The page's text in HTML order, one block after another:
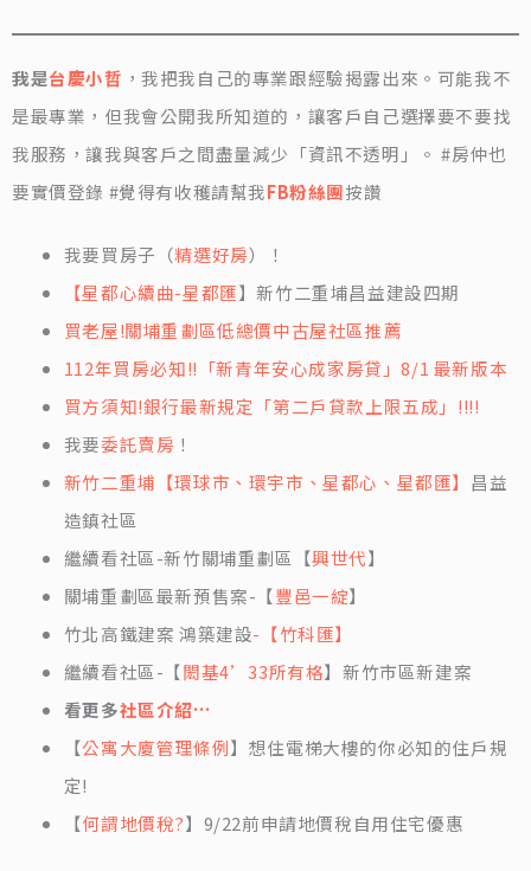
我是台慶小哲 ，我把我自己的專業跟經驗揭露出來。可能我不
是最專業，但我會公開我所知道的，讓客戶自己選擇要不要找
我服務，讓我與客戶之間盡量減少「資訊不透明」。 #房仲也
要實價登錄 #覺得有收穫請幫我FB粉絲團按讚
我要買房子（精選好房）！
【星都心續曲-星都匯】新竹二重埔昌益建設四期
買老屋!關埔重劃區低總價中古屋社區推薦
112年買房必知!!「新青年安心成家房貸」8/1 最新版本
買方須知!銀行最新規定「第二戶貸款上限五成」!!!!
我要委託賣房 ！
新竹二重埔【環球市、環宇市、星都心、星都匯】 昌益
造鎮社區
繼續看社區-新竹關埔重劃區【興世代】
關埔重劃區最新預售案-【豐邑一綻】
竹北高鐵建案 鴻築建設-【竹科匯】
繼續看社區-【閎基4’33所有格】新竹市區新建案
看更多社區介紹…
【公寓大廈管理條例】想住電梯大樓的你必知的住戶規
定!
【何謂地價稅?】9/22前申請地價稅自用住宅優惠